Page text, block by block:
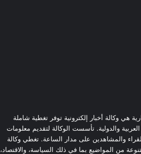
هي وكالة أخبار إلكترونية توفر تغطية شاملة
العربية والدولية. تأسست الوكالة لتقديم معلومات
والمشاهدين على مدار الساعة. تغطي وكالة
من المواضيع بما في ذلك السياسة، والاقتصاد،